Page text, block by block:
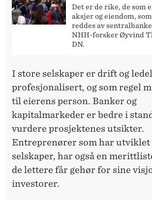
Det er de rike, de som
aksjer og eiendom,
reddes av
NHH-forsker Øyvind
DN.
I store selskaper er drift og
profesjonalisert, og som regel
til eierens person. Banker og
kapitalmarkeder er bedre i
vurdere prosjektenes utsikter.
Entreprenører som har utviklet
selskaper, har også en
de lettere får gehør for sine
investorer.